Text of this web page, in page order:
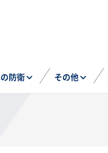
防衛 その他